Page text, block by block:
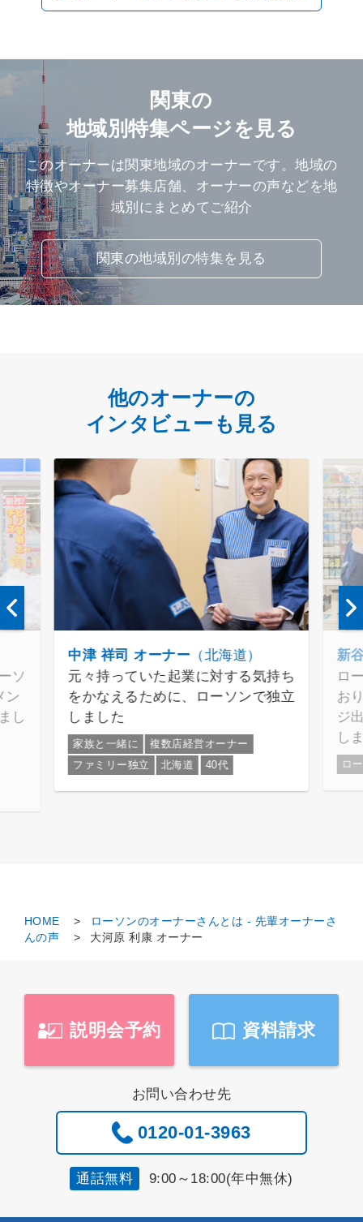
関東の
地域別特集ページを見る
このオーナーは関東地域のオーナーです。地域の
特徴やオーナー募集店舗、オーナーの声などを地
域別にまとめてご紹介
関東の地域別の特集を見る
他のオーナーの
インタビューも見る
ソ
ン
し
中津 祥司 オーナー（北海道）
元々持っていた起業に対する気持ち
をかなえるために、ローソンで独立
しました
家族と一緒に
複数店経営オーナー
ファミリー独立
北海道 40代
新
ロ
お
ジ
し
ロ
HOME
ローソンのオーナーさんとは - 先輩オーナーさ
んの声
大河原 利康 オーナー
説明会予約 資料請求
お問い合わせ先
通話無料
0120-01-3963
9:00～18:00(年中無休)